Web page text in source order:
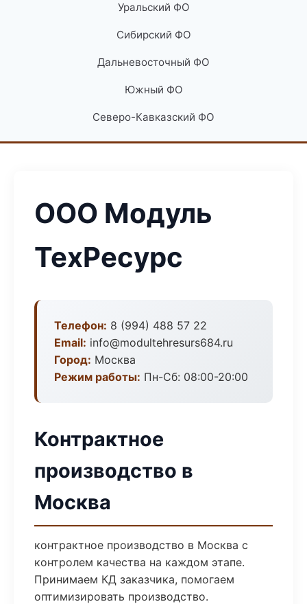
Уральский ФО
Сибирский ФО
Дальневосточный ФО
Южный ФО
Северо-Кавказский ФО
ООО Модуль
ТехРесурс
Телефон: 8 (994) 488 57 22
Email: info@modultehresurs684.ru
Город: Москва
Режим работы: Пн-Сб: 08:00-20:00
Контрактное
производство в
Москва
контрактное производство в Москва с
контролем качества на каждом этапе.
Принимаем КД заказчика, помогаем
оптимизировать производство.